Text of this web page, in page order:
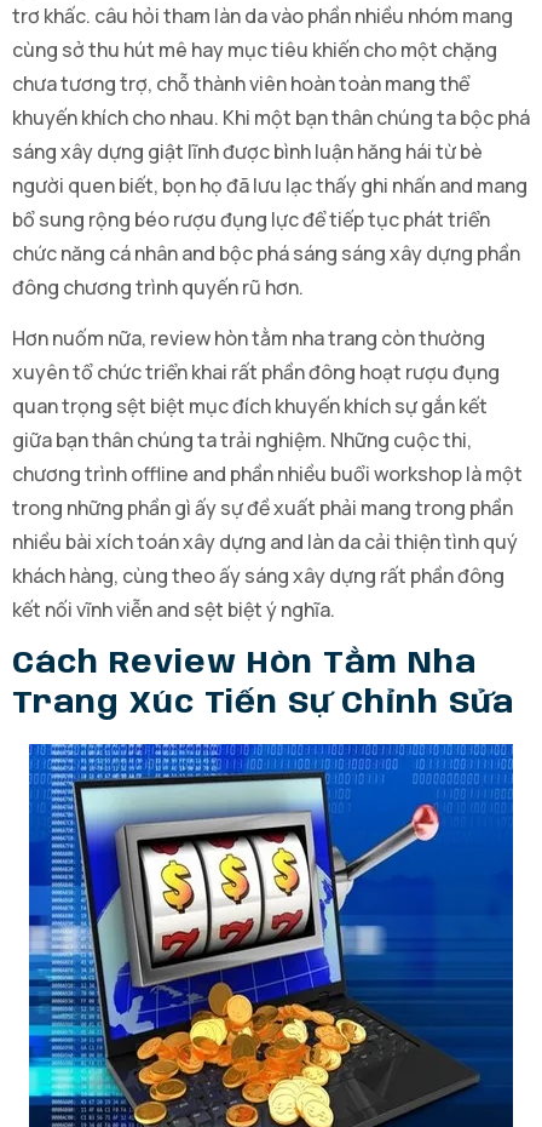
trơ khấc. câu hỏi tham làn da vào phần nhiều nhóm mang
cùng sở thu hút mê hay mục tiêu khiến cho một chặng
chưa tương trợ, chỗ thành viên hoàn toàn mang thể
khuyến khích cho nhau. Khi một bạn thân chúng ta bộc phá
sáng xây dựng giật lĩnh được bình luận hăng hái từ bè
người quen biết, bọn họ đã lưu lạc thấy ghi nhấn and mang
bổ sung rộng béo rượu đụng lực để tiếp tục phát triển
chức năng cá nhân and bộc phá sáng sáng xây dựng phần
đông chương trình quyến rũ hơn.
Hơn nuốm nữa, review hòn tằm nha trang còn thường
xuyên tổ chức triển khai rất phần đông hoạt rượu đụng
quan trọng sệt biệt mục đích khuyến khích sự gắn kết
giữa bạn thân chúng ta trải nghiệm. Những cuộc thi,
chương trình offline and phần nhiều buổi workshop là một
trong những phần gì ấy sự đề xuất phải mang trong phần
nhiều bài xích toán xây dựng and làn da cải thiện tình quý
khách hàng, cùng theo ấy sáng xây dựng rất phần đông
kết nối vĩnh viễn and sệt biệt ý nghĩa.
Cách Review Hòn Tằm Nha
Trang Xúc Tiến Sự Chỉnh Sửa